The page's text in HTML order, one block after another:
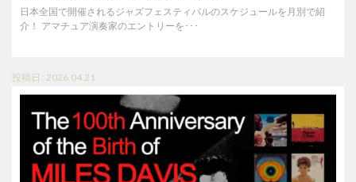
日本全国で開催されるジャズフェスティバルのスケジュールを月別で紹
介！ アマチュア演奏家のエントリーを･･･
投稿日 : 2026.04.21